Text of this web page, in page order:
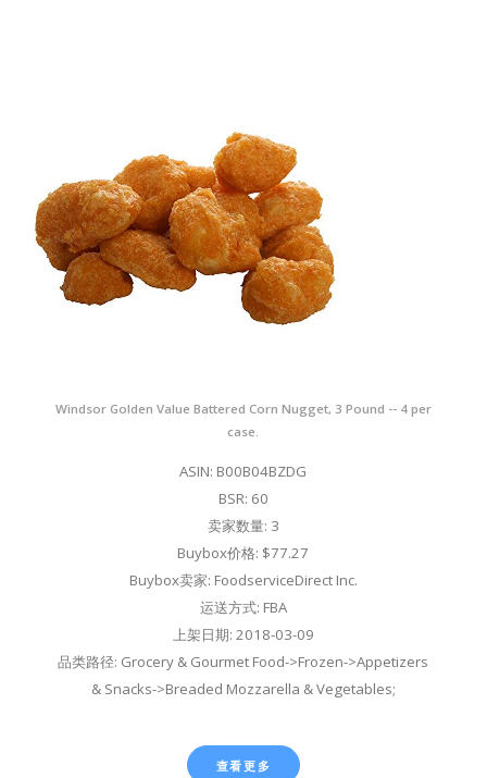
Windsor Golden Value Battered Corn Nugget, 3 Pound -- 4 per
case.
ASIN: B00B04BZDG
BSR: 60
卖家数量: 3
Buybox价格: $77.27
Buybox卖家: FoodserviceDirect Inc.
运送方式: FBA
上架日期: 2018-03-09
品类路径: Grocery & Gourmet Food->Frozen->Appetizers
& Snacks->Breaded Mozzarella & Vegetables;
查看更多